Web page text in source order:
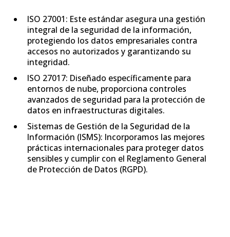
ISO 27001: Este estándar asegura una gestión
integral de la seguridad de la información,
protegiendo los datos empresariales contra
accesos no autorizados y garantizando su
integridad.
ISO 27017: Diseñado específicamente para
entornos de nube, proporciona controles
avanzados de seguridad para la protección de
datos en infraestructuras digitales.
Sistemas de Gestión de la Seguridad de la
Información (ISMS): Incorporamos las mejores
prácticas internacionales para proteger datos
sensibles y cumplir con el Reglamento General
de Protección de Datos (RGPD).